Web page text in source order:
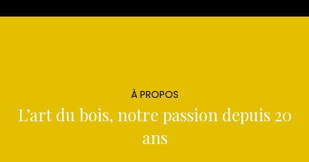
À PROPOS
L’art du bois, notre passion depuis 20
ans